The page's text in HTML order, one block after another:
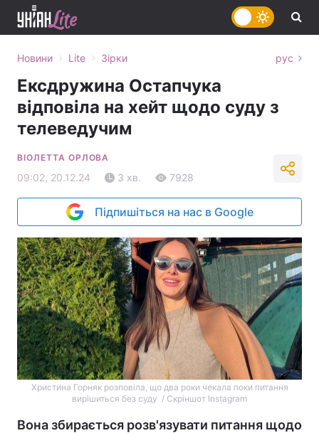
Новини › Lite › Зірки рус
Ексдружина Остапчука
відповіла на хейт щодо суду з
телеведучим
ВІОЛЕТТА ОРЛОВА
09:02, 20.12.24 3 хв. 7928
Підпишіться на нас в Google
Христина Горняк розповіла, що два роки чекала поки питання
вирішиться без суду / Скріншот Instagram
Вона збирається розв'язувати питання щодо